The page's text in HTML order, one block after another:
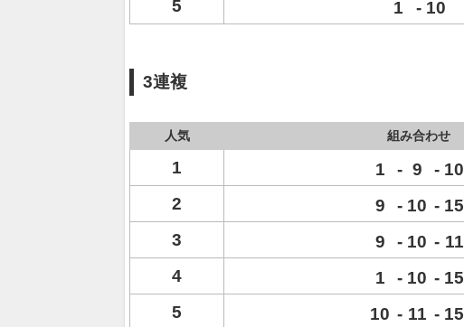
5
1 - 10
3連複
人気 組み合わせ
1 1 - 9 - 10
2
9 - 10 - 15
3
9 - 10 - 11
4
1 - 10 - 15
5
10 - 11 - 15